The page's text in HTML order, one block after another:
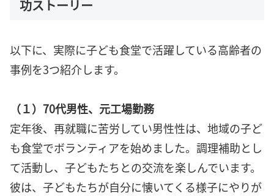
功ストーリー
以下に、実際に子ども食堂で活躍している高齢者の
事例を3つ紹介します。
（１）70代男性、元工場勤務
定年後、再就職に苦労してい男性性は、地域の子ど
も食堂でボランティアを始めました。調理補助とし
て活動し、子どもたちとの交流を楽しんでいます。
彼は、子どもたちが自分に懐いてくる様子にやりが